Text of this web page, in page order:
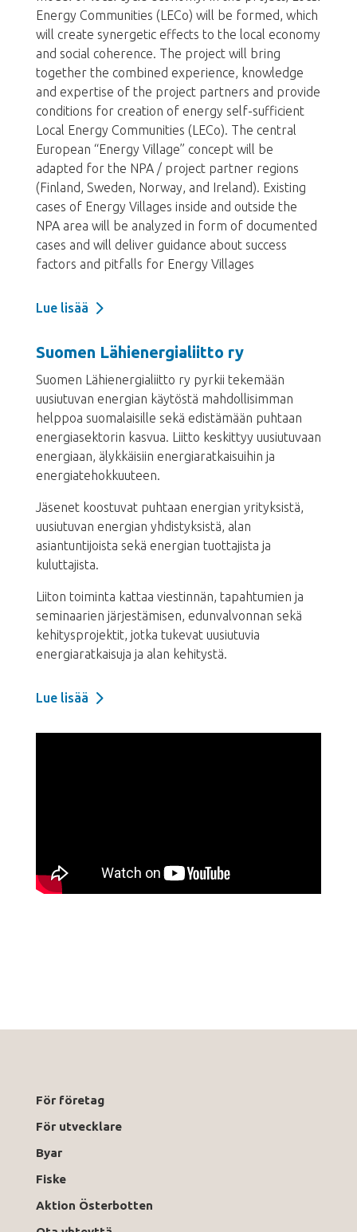
Energy Communities (LECo) will be formed, which
will create synergetic effects to the local economy
and social coherence. The project will bring
together the combined experience, knowledge
and expertise of the project partners and provide
conditions for creation of energy self-sufficient
Local Energy Communities (LECo). The central
European “Energy Village” concept will be
adapted for the NPA / project partner regions
(Finland, Sweden, Norway, and Ireland). Existing
cases of Energy Villages inside and outside the
NPA area will be analyzed in form of documented
cases and will deliver guidance about success
factors and pitfalls for Energy Villages
Lue lisää
Suomen Lähienergialiitto ry
Suomen Lähienergialiitto ry pyrkii tekemään
uusiutuvan energian käytöstä mahdollisimman
helppoa suomalaisille sekä edistämään puhtaan
energiasektorin kasvua. Liitto keskittyy uusiutuvaan
energiaan, älykkäisiin energiaratkaisuihin ja
energiatehokkuuteen.
Jäsenet koostuvat puhtaan energian yrityksistä,
uusiutuvan energian yhdistyksistä, alan
asiantuntijoista sekä energian tuottajista ja
kuluttajista.
Liiton toiminta kattaa viestinnän, tapahtumien ja
seminaarien järjestämisen, edunvalvonnan sekä
kehitysprojektit, jotka tukevat uusiutuvia
energiaratkaisuja ja alan kehitystä.
Lue lisää
För företag
För utvecklare
Byar
Fiske
Aktion Österbotten